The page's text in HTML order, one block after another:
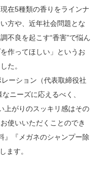
在5種類の香りをラインナ
方や、近年社会問題とな
不良を起こす“香害”で悩ん
作ってほしい」というお
た。
ーション（代表取締役社
ニーズに応えるべく、
上がりのスッキリ感はその
使いいただくことのでき
』『メガネのシャンプー除
ます。